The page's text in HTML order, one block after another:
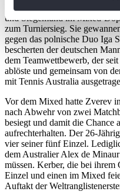
bestimmten
Erfahren Sie mehr
verarbeitet werden, und
Abschnitt Einzelheiten
Wir verwenden Cookies,
personalisieren,
zu können und die
analysieren. Außerdem
Verwendung unserer
soziale Medien,
Partner führen diese
Beim Finaltriumph gegen die
und Siegemund im Mixed-
zum Turniersieg. Sie
gegen das polnische Duo Iga
bescherten der deutschen
dem Teamwettbewerb, der
ablöste und gemeinsam von
mit Tennis Australia
Vor dem Mixed hatte Zverev
nach Abwehr von zwei
besiegt und damit die Chance
aufrechterhalten. Der 26-
vier seiner fünf Einzel.
dem Australier Alex de
müssen. Kerber, die bei ihrem
Einzel und einen im Mixed
Auftakt der